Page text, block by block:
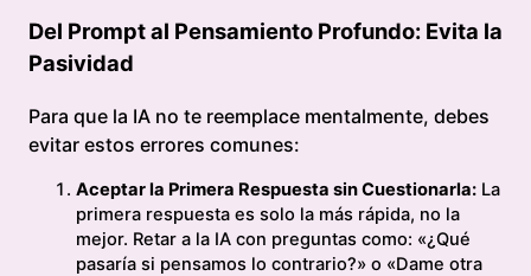
Del Prompt al Pensamiento Profundo: Evita la
Pasividad
Para que la IA no te reemplace mentalmente, debes
evitar estos errores comunes:
Aceptar la Primera Respuesta sin Cuestionarla: La
primera respuesta es solo la más rápida, no la
mejor. Retar a la IA con preguntas como: «¿Qué
pasaría si pensamos lo contrario?» o «Dame otra